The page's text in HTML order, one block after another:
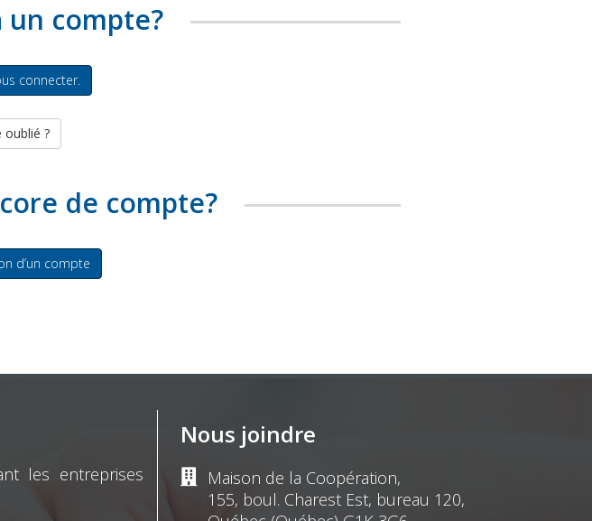
un compte?
connecter.
oublié ?
de compte?
d’un compte
les entreprises
Nous joindre
Maison de la Coopération,
155, boul. Charest Est, bureau 120,